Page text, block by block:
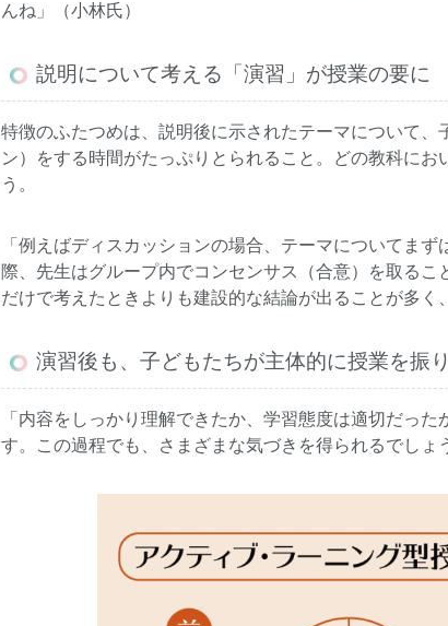
んね」（小林氏）
説明について考える「演習」が授業の要に
特徴のふたつめは、説明後に示されたテーマについて
ン）をする時間がたっぷりとられること。どの教科に
う。
「例えばディスカッションの場合、テーマについてま
際、先生はグループ内でコンセンサス（合意）を取る
だけで考えたときよりも建設的な結論が出ることが多く
演習後も、子どもたちが主体的に授業を振り
「内容をしっかり理解できたか、学習態度は適切だっ
す。この過程でも、さまざまな気づきを得られるでしょ